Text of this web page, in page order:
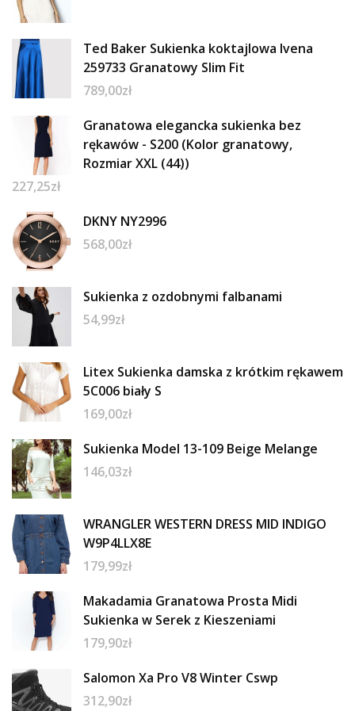
Ted Baker Sukienka koktajlowa Ivena
259733 Granatowy Slim Fit
789,00zł
Granatowa elegancka sukienka bez
rękawów - S200 (Kolor granatowy,
Rozmiar XXL (44))
227,25zł
DKNY NY2996
568,00zł
Sukienka z ozdobnymi falbanami
54,99zł
Litex Sukienka damska z krótkim rękawem
5C006 biały S
169,00zł
Sukienka Model 13-109 Beige Melange
146,03zł
WRANGLER WESTERN DRESS MID INDIGO
W9P4LLX8E
179,99zł
Makadamia Granatowa Prosta Midi
Sukienka w Serek z Kieszeniami
179,90zł
Salomon Xa Pro V8 Winter Cswp
312,90zł